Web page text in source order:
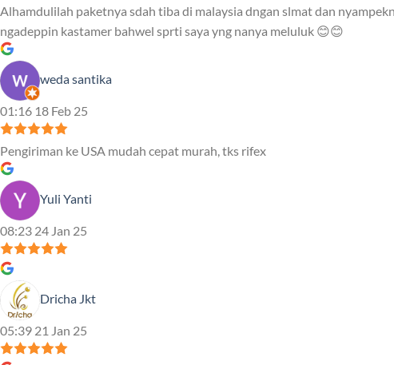
Alhamdulilah paketnya sdah tiba di malaysia dngan slmat dan
ngadeppin kastamer bahwel sprti saya yng nanya meluluk 😊😊
weda santika
01:16 18 Feb 25
Pengiriman ke USA mudah cepat murah, tks rifex
Yuli Yanti
08:23 24 Jan 25
Dricha Jkt
05:39 21 Jan 25